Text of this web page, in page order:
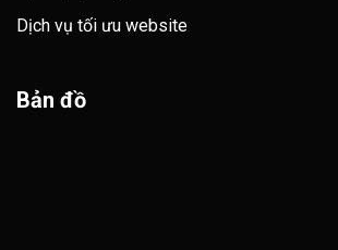
Dịch vụ tối ưu website
Bản đồ